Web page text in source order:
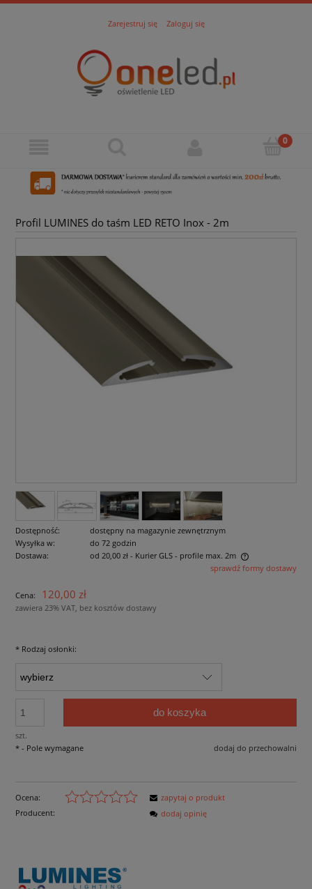
Zarejestruj się Zaloguj się
Profil LUMINES do taśm LED RETO Inox - 2m
Dostępność:
dostępny na magazynie zewnętrznym
Wysyłka w:
do 72 godzin
Dostawa:
od 20,00 zł - Kurier GLS - profile max. 2m
Cena nie zawiera ewentualnych kosztów płatnościsprawdź formy dostawy
Cena: 120,00 zł
zawiera 23% VAT, bez kosztów dostawy
* Rodzaj osłonki:
szt.
do koszyka
dodaj do przechowalni
* - Pole wymagane
Ocena:
Producent:
zapytaj o produkt
dodaj opinię